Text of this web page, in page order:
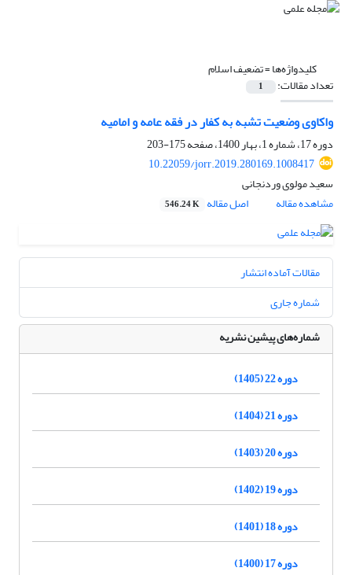
کلیدواژه‌ها =تضعیف اسلام
تعداد مقالات: 1
واکاوی وضعیت تشبه به کفار در فقه عامه و امامیه
دوره 17، شماره 1، بهار 1400، صفحه
175-203
10.22059/jorr.2019.280169.1008417
سعید مولوی وردنجانی
مشاهده مقاله
اصل مقاله 546.24 K
مقالات آماده انتشار
شماره جاری
شماره‌های پیشین نشریه
دوره 22 (1405)
دوره 21 (1404)
دوره 20 (1403)
دوره 19 (1402)
دوره 18 (1401)
دوره 17 (1400)